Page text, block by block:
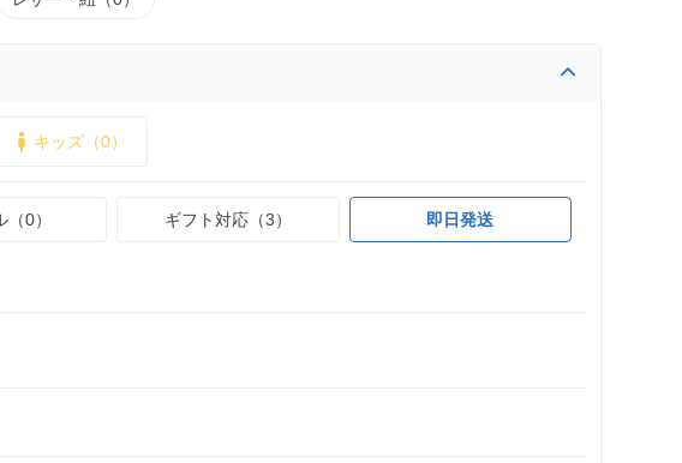
キッズ（0）
0） ギフト対応（3） 即日発送